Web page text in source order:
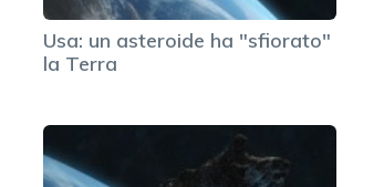
Usa: un asteroide ha "sfiorato"
la Terra